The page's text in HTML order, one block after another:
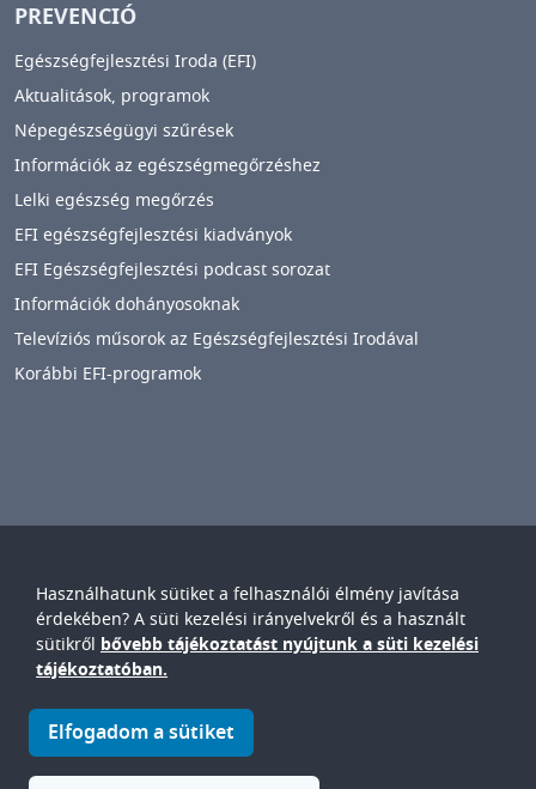
Használhatunk sütiket a felhasználói élmény javítása
érdekében? A süti kezelési irányelvekről és a használt
sütikről bővebb tájékoztatást nyújtunk a süti kezelési
tájékoztatóban.
Elfogadom a sütiket
IMAGE
IMAGE
PREVENCIÓ
Egészségfejlesztési Iroda (EFI)
Aktualitások, programok
Népegészségügyi szűrések
Információk az egészségmegőrzéshez
Lelki egészség megőrzés
EFI egészségfejlesztési kiadványok
EFI Egészségfejlesztési podcast sorozat
Információk dohányosoknak
Televíziós műsorok az Egészségfejlesztési Irodával
Korábbi EFI-programok
Győr-Moson-Sopron Vármegyei
Petz Aladár
Egyetemi Oktató Kórház
© Győr-Moson-Sopron Vármegyei Petz Aladár Egyetemi Oktató
Kórház • 9024. Győr, Vasvári P. u. 2-4.